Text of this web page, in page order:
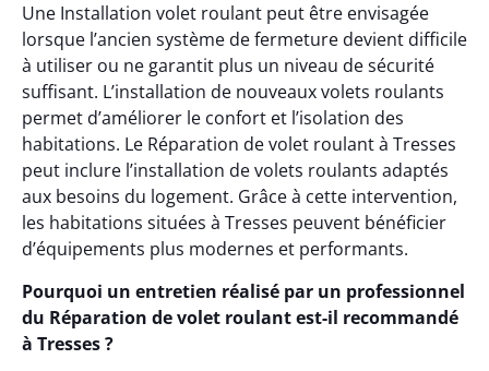
Une Installation volet roulant peut être envisagée
lorsque l’ancien système de fermeture devient difficile
à utiliser ou ne garantit plus un niveau de sécurité
suffisant. L’installation de nouveaux volets roulants
permet d’améliorer le confort et l’isolation des
habitations. Le Réparation de volet roulant à Tresses
peut inclure l’installation de volets roulants adaptés
aux besoins du logement. Grâce à cette intervention,
les habitations situées à Tresses peuvent bénéficier
d’équipements plus modernes et performants.
Pourquoi un entretien réalisé par un professionnel
du Réparation de volet roulant est-il recommandé
à Tresses ?